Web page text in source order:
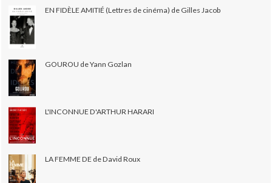
EN FIDÈLE AMITIÉ (Lettres de cinéma) de Gilles Jacob
GOUROU de Yann Gozlan
L'INCONNUE D'ARTHUR HARARI
LA FEMME DE de David Roux